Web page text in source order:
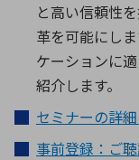
と高い信頼性
革を可能にし
ケーションに
紹介します。
セミナーの詳
事前登録：ご